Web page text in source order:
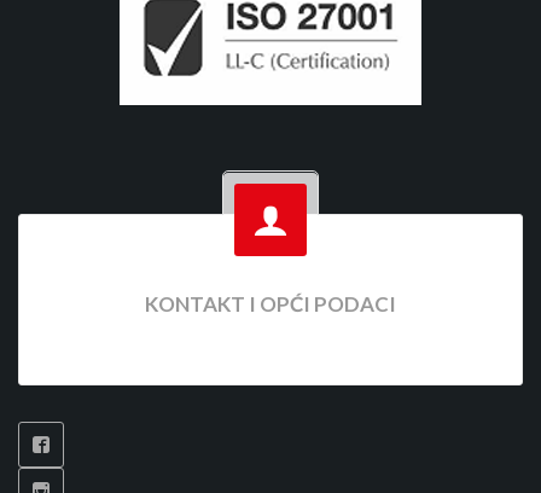
KONTAKT I OPĆI PODACI